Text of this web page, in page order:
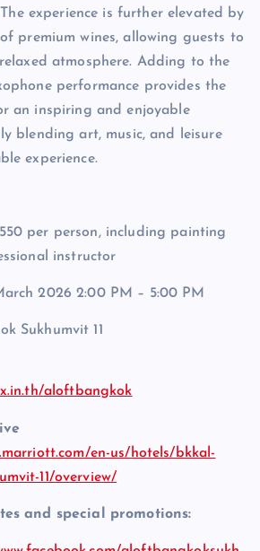
experience is further elevated by
premium wines, allowing guests to
atmosphere. Adding to the
performance provides the
an inspiring and enjoyable
blending art, music, and leisure
experience.
per person, including painting
instructor
2026 2:00 PM – 5:00 PM
Sukhumvit 11
aloftbangkok
en-us/hotels/bkkal-
11/overview/
and special promotions: